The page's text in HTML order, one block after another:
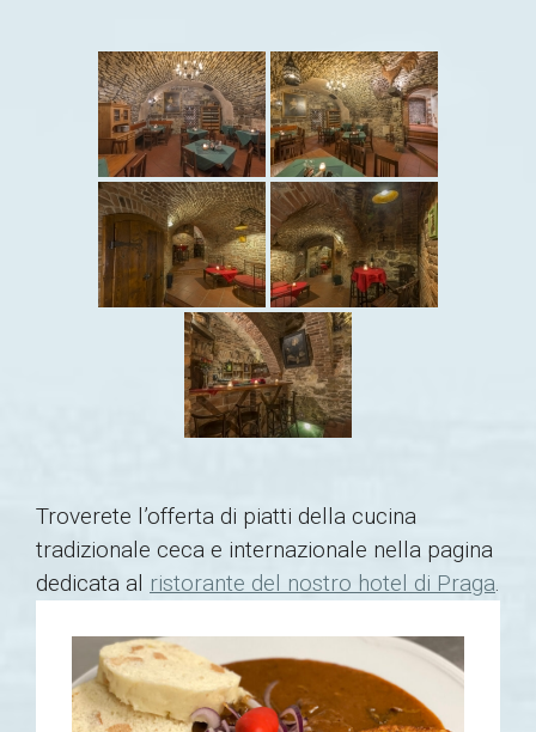
Troverete l’offerta di piatti della cucina
tradizionale ceca e internazionale nella pagina
dedicata al ristorante del nostro hotel di Praga.